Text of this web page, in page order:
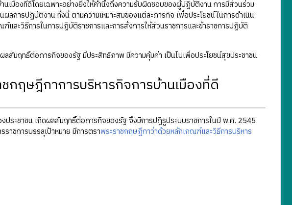
เมืองที่ดีโดยเฉพาะอย่างยิ่งให้คำนึงถึงความรับผิดชอบของผู้ปฏิบัติงาน การมีส่วนร่วม
ลการปฏิบัติงาน ทั้งนี้ ตามความเหมาะสมของแต่ละภารกิจ เพื่อประโยชน์ในการดำเนิน
และวิธีการในการปฏิบัติราชการและการสั่งการให้ส่วนราชการและข้าราชการปฏิบัติ
ลสัมฤทธิ์ต่อภารกิจของรัฐ มีประสิทธิภาพ มีความคุ้มค่า เป็นไปเพื่อประโยชน์สุขประชาชน
กฤษฎีกาการบริหารกิจการบ้านเมืองที่ดี
งประชาชน เกิดผลสัมฤทธิ์ต่อภารกิจของรัฐ จึงมีการปฏิรูประบบราชการในปี พ.ศ. 2545
ราชการบรรลุเป้าหมาย มีการตราพระราชกฤษฎีกาว่าด้วยหลักเกณฑ์และวิธีการบริหาร